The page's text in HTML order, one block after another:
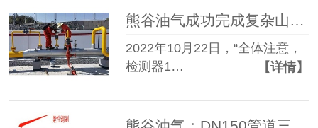
熊谷油气成功完成复杂山区、智能测径高速运行内检测项目
2022年10月22日，“全体注意，
检测器1…
【详情】